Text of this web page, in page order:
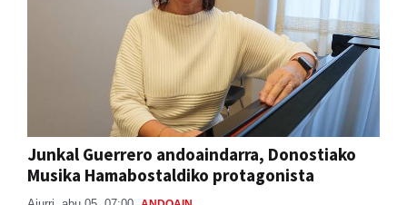
Junkal Guerrero andoaindarra, Donostiako
Musika Hamabostaldiko protagonista